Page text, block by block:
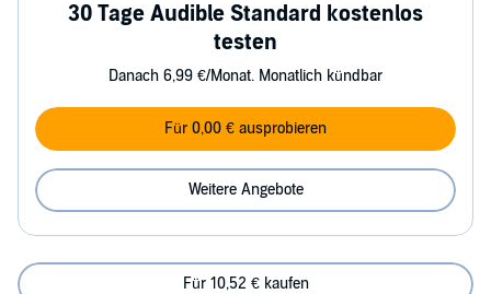
30 Tage Audible Standard kostenlos
testen
Danach 6,99 €/Monat. Monatlich kündbar
Für 0,00 € ausprobieren
Weitere Angebote
Für 10,52 € kaufen